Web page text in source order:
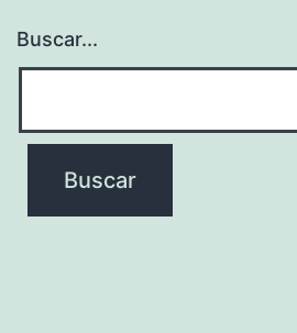
Buscar...